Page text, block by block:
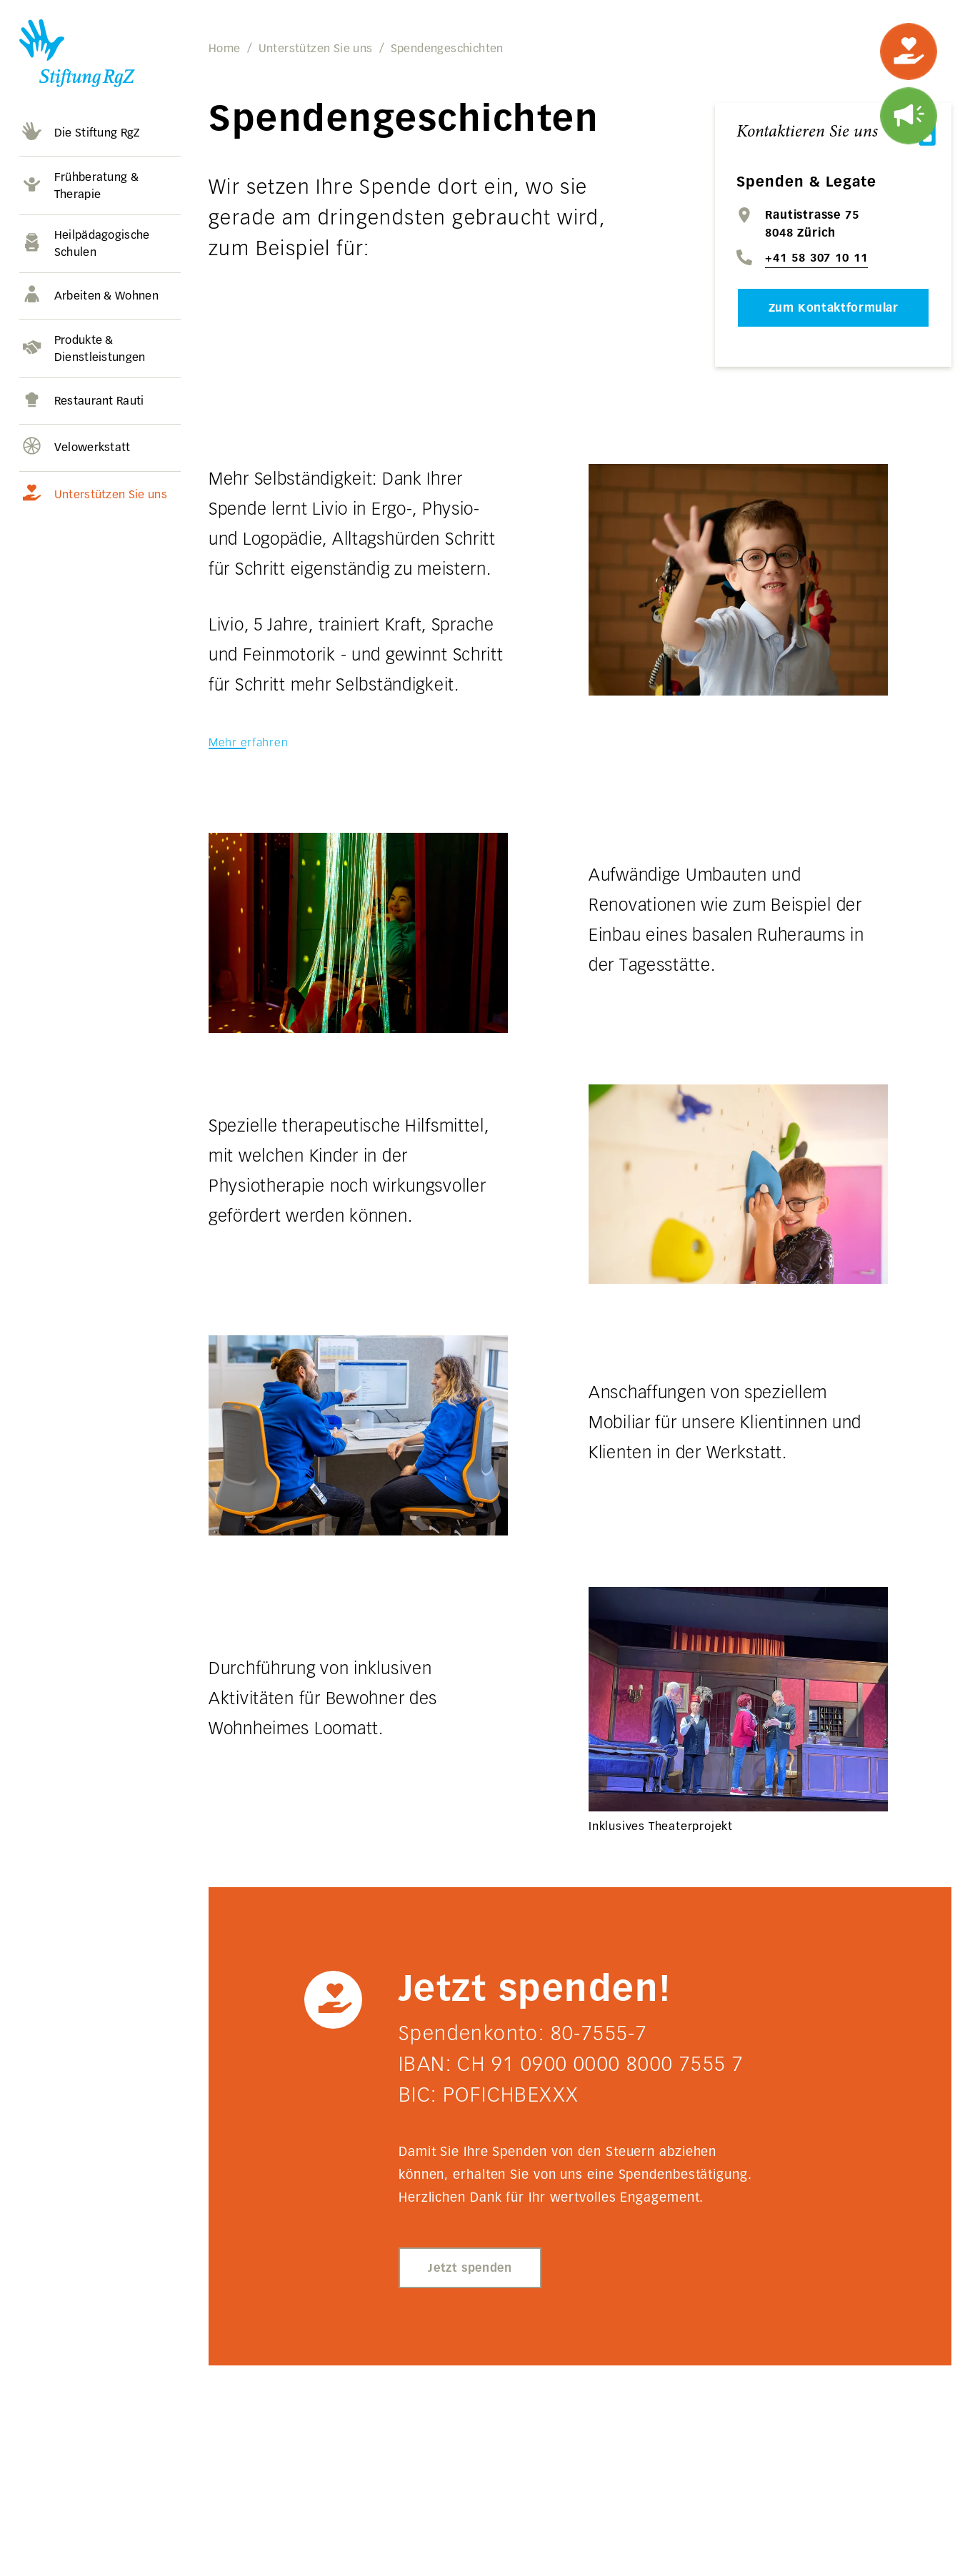
Die Stiftung RgZ
Frühberatung &
Therapie
Heilpädagogische
Schulen
Arbeiten & Wohnen
Produkte &
Dienstleistungen
Restaurant Rauti
Velowerkstatt
Unterstützen Sie uns
Home Unterstützen Sie uns Spendengeschichten
Spendengeschichten Kontaktieren Sie uns
Spenden & Legate
Rautistrasse 75
8048 Zürich
+41 58 307 10 11
Zum Kontaktformular
Wir setzen Ihre Spende dort ein, wo sie
gerade am dringendsten gebraucht wird,
zum Beispiel für:
Mehr Selbständigkeit: Dank Ihrer
Spende lernt Livio in Ergo-, Physio-
und Logopädie, Alltagshürden Schritt
für Schritt eigenständig zu meistern.
Livio, 5 Jahre, trainiert Kraft, Sprache
und Feinmotorik - und gewinnt Schritt
für Schritt mehr Selbständigkeit.
Mehr erfahren
Aufwändige Umbauten und
Renovationen wie zum Beispiel der
Einbau eines basalen Ruheraums in
der Tagesstätte.
Spezielle therapeutische Hilfsmittel,
mit welchen Kinder in der
Physiotherapie noch wirkungsvoller
gefördert werden können.
Anschaffungen von speziellem
Mobiliar für unsere Klientinnen und
Klienten in der Werkstatt.
Inklusives Theaterprojekt
Durchführung von inklusiven
Aktivitäten für Bewohner des
Wohnheimes Loomatt.
Jetzt spenden!
Spendenkonto: 80-7555-7
IBAN: CH 91 0900 0000 8000 7555 7
BIC: POFICHBEXXX
Damit Sie Ihre Spenden von den Steuern abziehen
können, erhalten Sie von uns eine Spendenbestätigung.
Herzlichen Dank für Ihr wertvolles Engagement.
Jetzt spenden